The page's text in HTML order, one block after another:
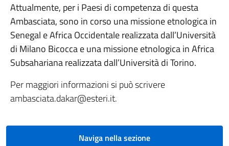
Attualmente, per i Paesi di competenza di questa
Ambasciata, sono in corso una missione etnologica in
Senegal e Africa Occidentale realizzata dall’Università
di Milano Bicocca e una missione etnologica in Africa
Subsahariana realizzata dall’Università di Torino.
Per maggiori informazioni si può scrivere
ambasciata.dakar@esteri.it.
Naviga nella sezione